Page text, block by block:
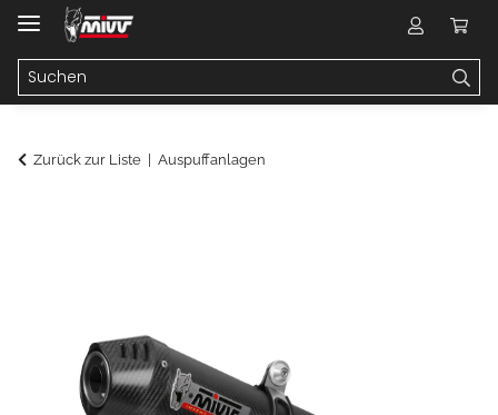
Zurück zur Liste Auspuffanlagen